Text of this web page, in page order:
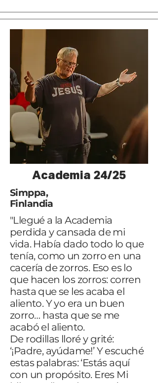
Academia 24/25
Simppa,
Finlandia
"Llegué a la Academia
perdida y cansada de mi
vida. Había dado todo lo que
tenía, como un zorro en una
cacería de zorros. Eso es lo
que hacen los zorros: corren
hasta que se les acaba el
aliento. Y yo era un buen
zorro… hasta que se me
acabó el aliento.
De rodillas lloré y grité:
‘¡Padre, ayúdame!’ Y escuché
estas palabras: ‘Estás aquí
con un propósito. Eres Mi